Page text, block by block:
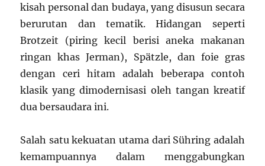
kisah personal dan budaya, yang disusun secara
berurutan dan tematik. Hidangan seperti
Brotzeit (piring kecil berisi aneka makanan
ringan khas Jerman), Spätzle, dan foie gras
dengan ceri hitam adalah beberapa contoh
klasik yang dimodernisasi oleh tangan kreatif
dua bersaudara ini.
Salah satu kekuatan utama dari Sühring adalah
kemampuannya dalam menggabungkan